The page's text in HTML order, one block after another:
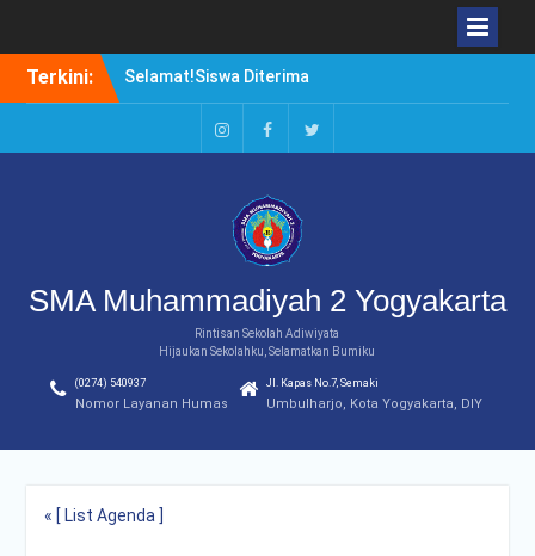
Terkini:
Selamat!Siswa Diterima
PTN Jalur SBMPTN 2020
Borong Prestasi. Agung
Setiwan, Kuliah di Luar
Duduki Peringkat Pertama
Rangking Pararel IPA
InstagramFacebookTwitter
SMA Muhammadiyah 2 Yogyakarta
Rintisan Sekolah Adiwiyata
Hijaukan Sekolahku, Selamatkan Bumiku
(0274) 540937
Nomor Layanan Humas
Jl. Kapas No.7, Semaki
Umbulharjo, Kota Yogyakarta, DIY
« [ List Agenda ]